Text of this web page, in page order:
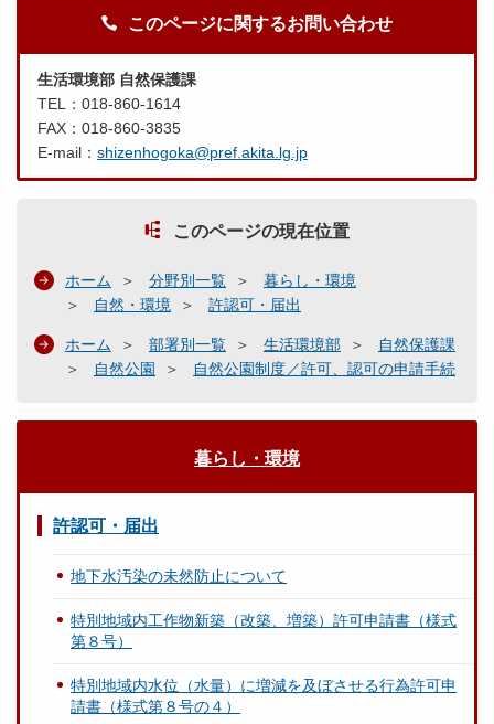
このページに関するお問い合わせ
生活環境部 自然保護課
TEL：018-860-1614
FAX：018-860-3835
E-mail： shizenhogoka@pref.akita.lg.jp
このページの現在位置
ホーム 分野別一覧
暮らし・環境
自然・環境
許認可・届出
ホーム 部署別一覧 生活環境部
自然保護課
自然公園
自然公園制度／許可、認可の申請手続
暮らし・環境
許認可・届出
地下水汚染の未然防止について
特別地域内工作物新築（改築、増築）許可申請書（様式
第８号）
特別地域内水位（水量）に増減を及ぼさせる行為許可申
請書（様式第８号の４）